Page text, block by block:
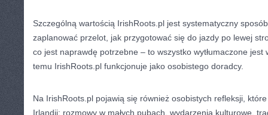
Szczególną wartością IrishRoots.pl jest systematyczny
zaplanować przelot, jak przygotować się do jazdy po lewej
co jest naprawdę potrzebne – to wszystko wytłumaczone jest
temu IrishRoots.pl funkcjonuje jako osobistego doradcy.
Na IrishRoots.pl pojawią się również osobistych refleksji,
Irlandii: rozmowy w małych pubach, wydarzenia kulturowe,